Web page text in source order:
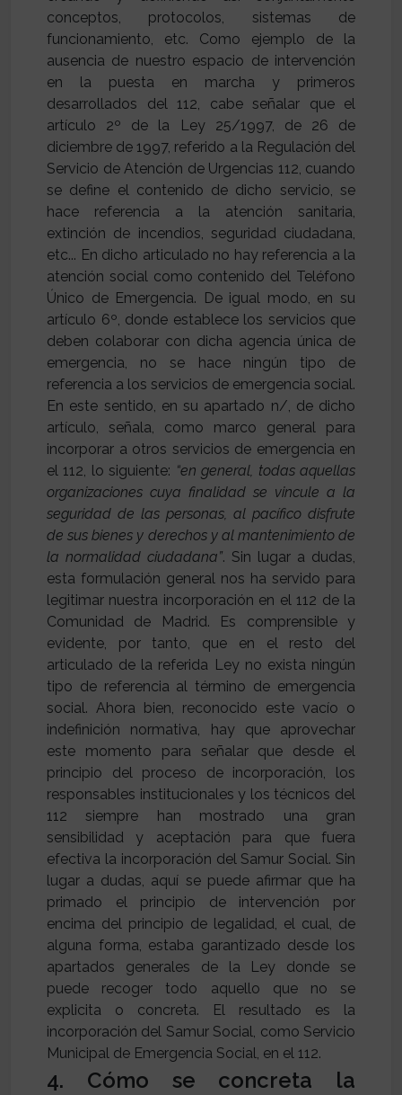
conceptos, protocolos, sistemas de
funcionamiento, etc. Como ejemplo de la
ausencia de nuestro espacio de intervención
en la puesta en marcha y primeros
desarrollados del 112, cabe señalar que el
artículo 2º de la Ley 25/1997, de 26 de
diciembre de 1997, referido a la Regulación del
Servicio de Atención de Urgencias 112, cuando
se define el contenido de dicho servicio, se
hace referencia a la atención sanitaria,
extinción de incendios, seguridad ciudadana,
etc... En dicho articulado no hay referencia a la
atención social como contenido del Teléfono
Único de Emergencia. De igual modo, en su
artículo 6º, donde establece los servicios que
deben colaborar con dicha agencia única de
emergencia, no se hace ningún tipo de
referencia a los servicios de emergencia social.
En este sentido, en su apartado n/, de dicho
artículo, señala, como marco general para
incorporar a otros servicios de emergencia en
el 112, lo siguiente: “en general, todas aquellas
organizaciones cuya finalidad se vincule a la
seguridad de las personas, al pacífico disfrute
de sus bienes y derechos y al mantenimiento de
la normalidad ciudadana”. Sin lugar a dudas,
esta formulación general nos ha servido para
legitimar nuestra incorporación en el 112 de la
Comunidad de Madrid. Es comprensible y
evidente, por tanto, que en el resto del
articulado de la referida Ley no exista ningún
tipo de referencia al término de emergencia
social. Ahora bien, reconocido este vacío o
indefinición normativa, hay que aprovechar
este momento para señalar que desde el
principio del proceso de incorporación, los
responsables institucionales y los técnicos del
112 siempre han mostrado una gran
sensibilidad y aceptación para que fuera
efectiva la incorporación del Samur Social. Sin
lugar a dudas, aquí se puede afirmar que ha
primado el principio de intervención por
encima del principio de legalidad, el cual, de
alguna forma, estaba garantizado desde los
apartados generales de la Ley donde se
puede recoger todo aquello que no se
explicita o concreta. El resultado es la
incorporación del Samur Social, como Servicio
Municipal de Emergencia Social, en el 112.
4. Cómo se concreta la